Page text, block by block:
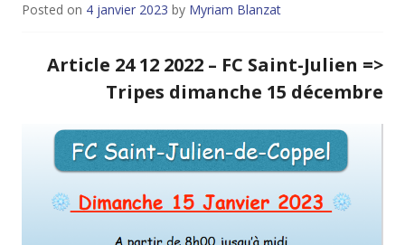
Posted on 4 janvier 2023 by Myriam Blanzat
Article 24 12 2022 – FC Saint-Julien =>
Tripes dimanche 15 décembre